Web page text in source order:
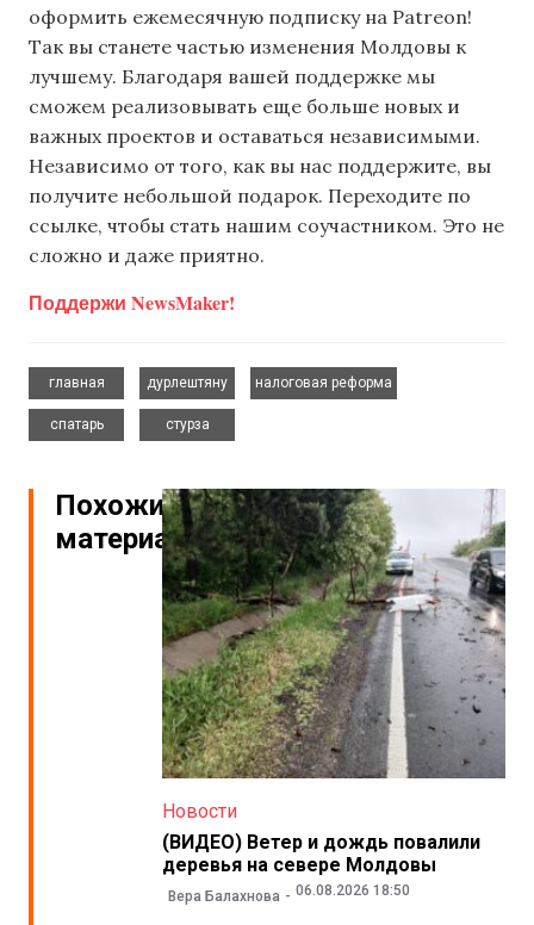
оформить ежемесячную подписку на Patreon!
Так вы станете частью изменения Молдовы к
лучшему. Благодаря вашей поддержке мы
сможем реализовывать еще больше новых и
важных проектов и оставаться независимыми.
Независимо от того, как вы нас поддержите, вы
получите небольшой подарок. Переходите по
ссылке, чтобы стать нашим соучастником. Это не
сложно и даже приятно.
Поддержи NewsMaker!
главная
дурлештяну
налоговая реформа
спатарь
стурза
Похожие
материалы
Новости
(ВИДЕО) Ветер и дождь повалили
деревья на севере Молдовы
Вера Балахнова 06.08.2026 18:50